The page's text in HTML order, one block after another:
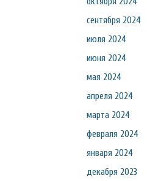
сентября 2024
июля 2024
июня 2024
мая 2024
апреля 2024
марта 2024
февраля 2024
января 2024
декабря 2023